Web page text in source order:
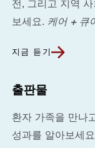
전, 그리고 지역
보세요. 케어 + 큐
지금 듣기
출판물
환자 가족을 만나
성과를 알아보세